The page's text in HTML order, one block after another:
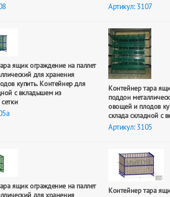
Артикул: 3107
ящик ограждение на паллет
для хранения
купить. Контейнер для
с вкладышем из
Контейнер тара
поддон
овощей и плодов
склада складной с
Артикул: 3105
ящик ограждение на паллет
для хранения
Контейнер тара